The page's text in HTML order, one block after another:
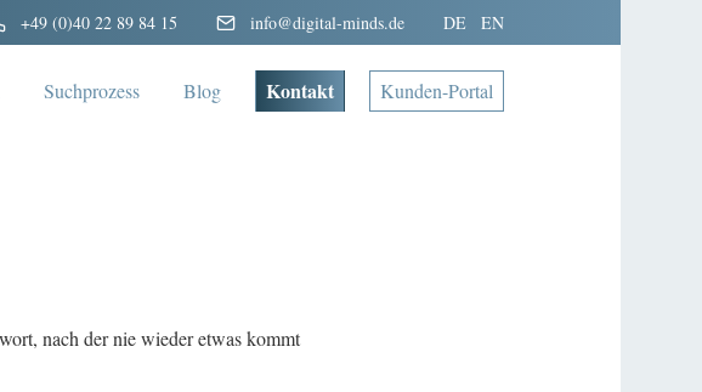
+49 (0)40 22 89 84 15 info@digital-minds.de DE EN
Suchprozess Blog Kontakt Kunden-Portal